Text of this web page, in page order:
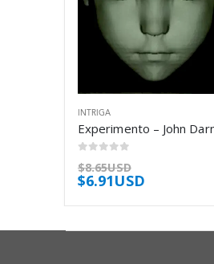
INTRIGA
$8.65USD
$6.91USD